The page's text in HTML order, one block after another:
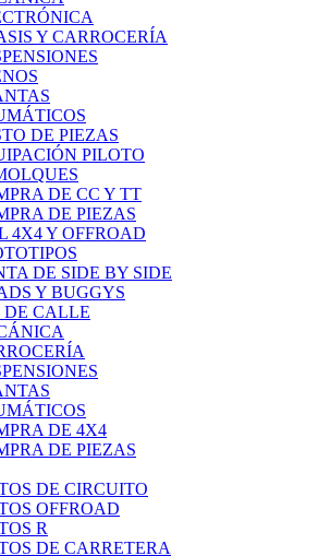
Y CARROCERÍA
DE PIEZAS
PILOTO
DE CC Y TT
DE PIEZAS
4X4 Y OFFROAD
DE SIDE BY SIDE
Y BUGGYS
DE CALLE
DE 4X4
DE PIEZAS
DE CIRCUITO
OFFROAD
R
DE CARRETERA